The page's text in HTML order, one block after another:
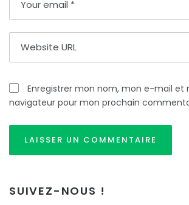
Enregistrer mon nom, mon e-mail et
navigateur pour mon prochain
SUIVEZ-NOUS !